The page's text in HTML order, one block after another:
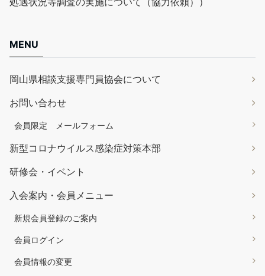
MENU
岡山県相談支援専門員協会について
お問い合わせ
会員限定 メールフォーム
新型コロナウイルス感染症対策本部
研修会・イベント
入会案内・会員メニュー
新規会員登録のご案内
会員ログイン
会員情報の変更